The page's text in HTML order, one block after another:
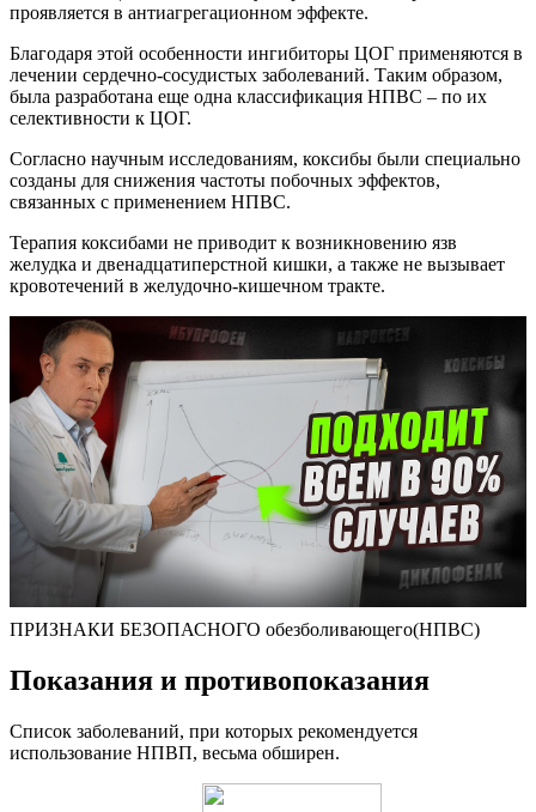
проявляется в антиагрегационном эффекте.
Благодаря этой особенности ингибиторы ЦОГ применяются в
лечении сердечно-сосудистых заболеваний. Таким образом,
была разработана еще одна классификация НПВС – по их
селективности к ЦОГ.
Согласно научным исследованиям, коксибы были специально
созданы для снижения частоты побочных эффектов,
связанных с применением НПВС.
Терапия коксибами не приводит к возникновению язв
желудка и двенадцатиперстной кишки, а также не вызывает
кровотечений в желудочно-кишечном тракте.
ПРИЗНАКИ БЕЗОПАСНОГО обезболивающего(НПВС)
Показания и противопоказания
Список заболеваний, при которых рекомендуется
использование НПВП, весьма обширен.